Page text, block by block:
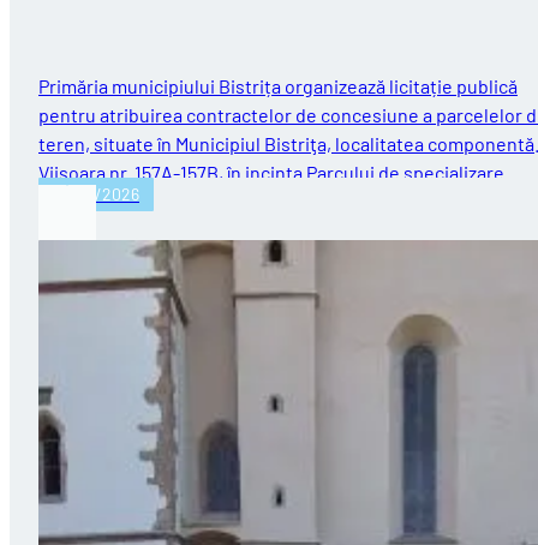
Primăria municipiului Bistrița organizează licitație publică
pentru atribuirea contractelor de concesiune a parcelelor
teren, situate în Municipiul Bistriţa, localitatea componentă
Viişoara nr. 157A-157B, în incinta Parcului de specializare
inteligentă…
29/07/2026